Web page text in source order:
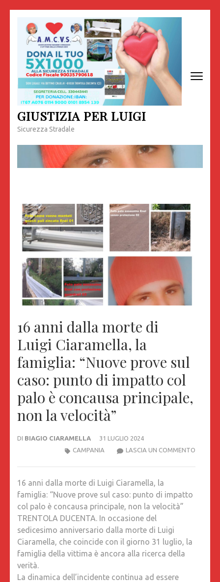
contenuto
(premi
invio)
GIUSTIZIA PER LUIGI
Sicurezza Stradale
16 anni dalla morte di
Luigi Ciaramella, la
famiglia: “Nuove prove sul
caso: punto di impatto col
palo è concausa principale,
non la velocità”
DI BIAGIO CIARAMELLA
31 LUGLIO 2024
LASCIA UN COMMENTO
CAMPANIA
16 anni dalla morte di Luigi Ciaramella, la
famiglia: “Nuove prove sul caso: punto di impatto
col palo è concausa principale, non la velocità”
TRENTOLA DUCENTA. In occasione del
sedicesimo anniversario dalla morte di Luigi
Ciaramella, che coincide con il giorno 31 luglio, la
famiglia della vittima è ancora alla ricerca della
verità.
La dinamica dell’incidente continua ad essere